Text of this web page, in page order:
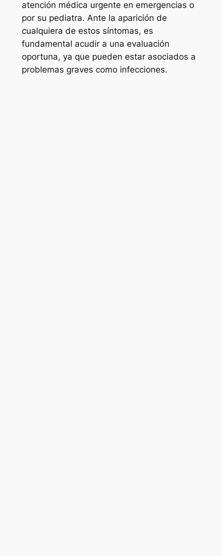
atención médica urgente en emergencias o
por su pediatra. Ante la aparición de
cualquiera de estos síntomas, es
fundamental acudir a una evaluación
oportuna, ya que pueden estar asociados a
problemas graves como infecciones.